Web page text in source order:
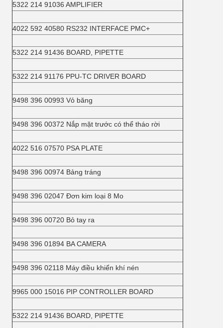
5322 214 91036 AMPLIFIER
4022 592 40580 RS232 INTERFACE PMC+
5322 214 91436 BOARD, PIPETTE
5322 214 91176 PPU-TC DRIVER BOARD
9498 396 00993 Vỏ băng
9498 396 00372 Nắp mặt trước có thể tháo rời
4022 516 07570 PSA PLATE
9498 396 00974 Bảng tráng
9498 396 02047 Đơn kim loại 8 Mo
9498 396 00720 Bỏ tay ra
9498 396 01894 BA CAMERA
9498 396 02118 Máy điều khiển khí nén
9965 000 15016 PIP CONTROLLER BOARD
5322 214 91436 BOARD, PIPETTE